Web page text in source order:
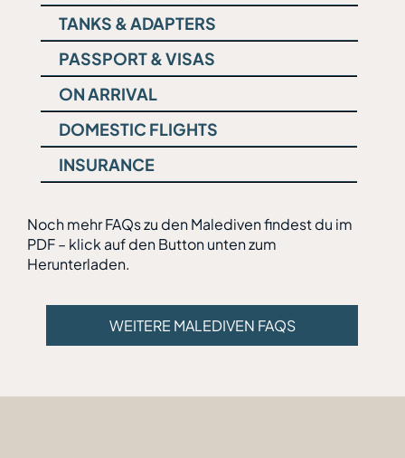
PASSPORT & VISAS
ON ARRIVAL
DOMESTIC FLIGHTS
INSURANCE
TANKS & ADAPTERS
Noch mehr FAQs zu den Malediven findest du im
PDF – klick auf den Button unten zum
Herunterladen.
WEITERE MALEDIVEN FAQS